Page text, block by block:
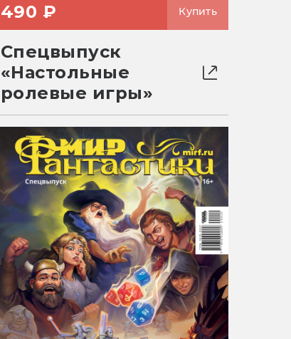
490 ₽ Купить
Спецвыпуск
«Настольные
ролевые игры»